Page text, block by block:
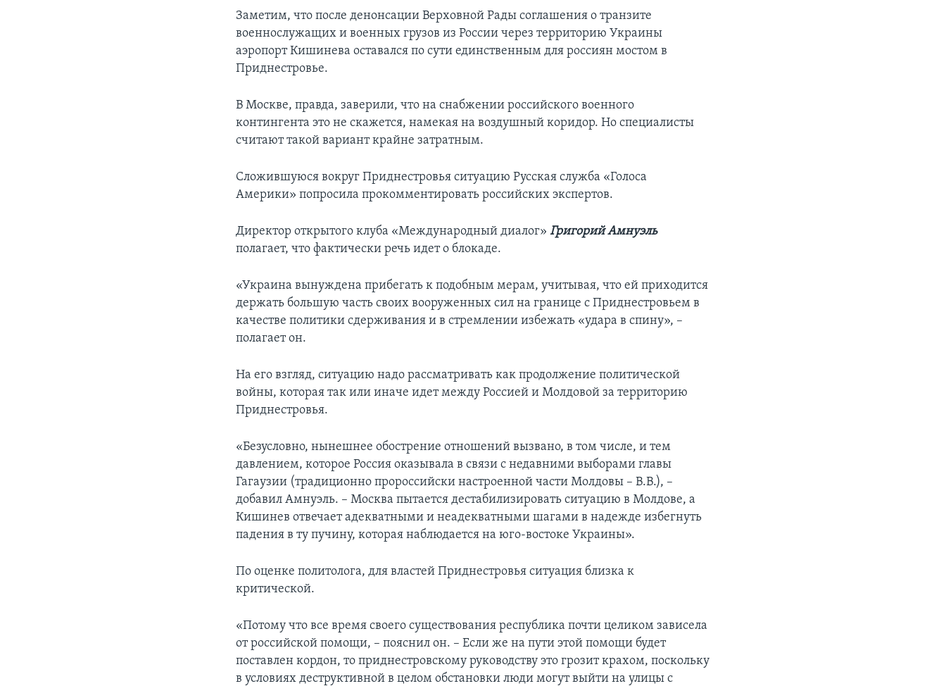
Заметим, что после денонсации Верховной Рады соглашения о транзите
военнослужащих и военных грузов из России через территорию Украины
аэропорт Кишинева оставался по сути единственным для россиян мостом в
Приднестровье.
В Москве, правда, заверили, что на снабжении российского военного
контингента это не скажется, намекая на воздушный коридор. Но специалисты
считают такой вариант крайне затратным.
Сложившуюся вокруг Приднестровья ситуацию Русская служба «Голоса
Америки» попросила прокомментировать российских экспертов.
Директор открытого клуба «Международный диалог» Григорий Амнуэль
полагает, что фактически речь идет о блокаде.
«Украина вынуждена прибегать к подобным мерам, учитывая, что ей приходится
держать большую часть своих вооруженных сил на границе с Приднестровьем в
качестве политики сдерживания и в стремлении избежать «удара в спину», –
полагает он.
На его взгляд, ситуацию надо рассматривать как продолжение политической
войны, которая так или иначе идет между Россией и Молдовой за территорию
Приднестровья.
«Безусловно, нынешнее обострение отношений вызвано, в том числе, и тем
давлением, которое Россия оказывала в связи с недавними выборами главы
Гагаузии (традиционно пророссийски настроенной части Молдовы – В.В.), –
добавил Амнуэль. – Москва пытается дестабилизировать ситуацию в Молдове, а
Кишинев отвечает адекватными и неадекватными шагами в надежде избегнуть
падения в ту пучину, которая наблюдается на юго-востоке Украины».
По оценке политолога, для властей Приднестровья ситуация близка к
критической.
«Потому что все время своего существования республика почти целиком зависела
от российской помощи, – пояснил он. – Если же на пути этой помощи будет
поставлен кордон, то приднестровскому руководству это грозит крахом, поскольку
в условиях деструктивной в целом обстановки люди могут выйти на улицы с